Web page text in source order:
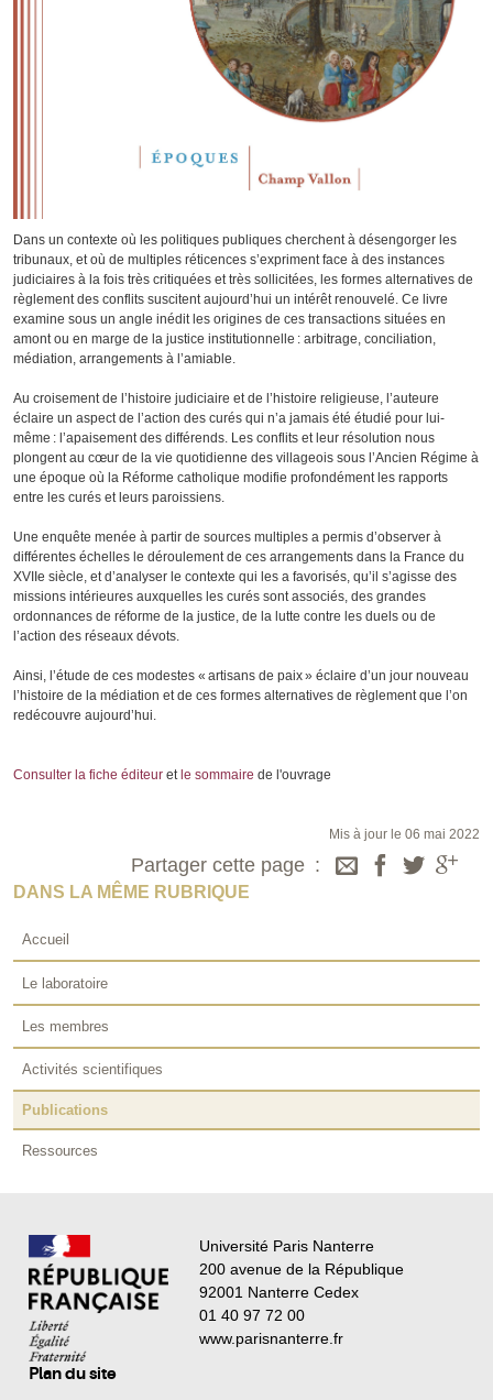
Dans un contexte où les politiques publiques cherchent à désengorger les
tribunaux, et où de multiples réticences s’expriment face à des instances
judiciaires à la fois très critiquées et très sollicitées, les formes alternatives de
règlement des conflits suscitent aujourd’hui un intérêt renouvelé. Ce livre
examine sous un angle inédit les origines de ces transactions situées en
amont ou en marge de la justice institutionnelle : arbitrage, conciliation,
médiation, arrangements à l’amiable.
Au croisement de l’histoire judiciaire et de l’histoire religieuse, l’auteure
éclaire un aspect de l’action des curés qui n’a jamais été étudié pour lui-
même : l’apaisement des différends. Les conflits et leur résolution nous
plongent au cœur de la vie quotidienne des villageois sous l’Ancien Régime à
une époque où la Réforme catholique modifie profondément les rapports
entre les curés et leurs paroissiens.
Une enquête menée à partir de sources multiples a permis d’observer à
différentes échelles le déroulement de ces arrangements dans la France du
XVIIe siècle, et d’analyser le contexte qui les a favorisés, qu’il s’agisse des
missions intérieures auxquelles les curés sont associés, des grandes
ordonnances de réforme de la justice, de la lutte contre les duels ou de
l’action des réseaux dévots.
Ainsi, l’étude de ces modestes « artisans de paix » éclaire d’un jour nouveau
l’histoire de la médiation et de ces formes alternatives de règlement que l’on
redécouvre aujourd’hui.
Consulter la fiche éditeur et le sommaire de l'ouvrage
Mis à jour le 06 mai 2022
Partager cette page
DANS LA MÊME RUBRIQUE
Accueil
Le laboratoire
Les membres
Activités scientifiques
Publications
Ressources
Université Paris Nanterre
200 avenue de la République
92001 Nanterre Cedex
01 40 97 72 00
www.parisnanterre.fr
Plan du site